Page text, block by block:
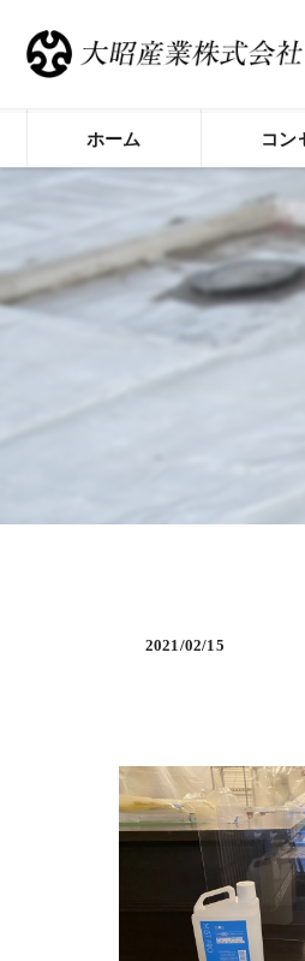
ホーム コン
荒川区の
荒川区の
荒川区
2021/02/15